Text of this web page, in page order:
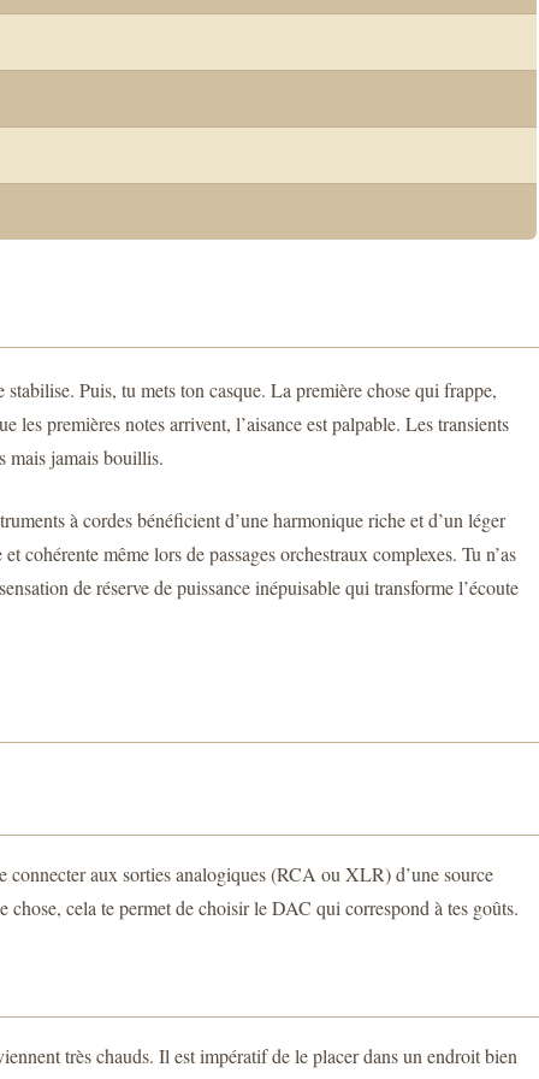
Puis, tu mets ton casque. La première chose qui frappe,
premières notes arrivent, l’aisance est palpable. Les transients
mais jamais bouillis.
à cordes bénéficient d’une harmonique riche et d’un léger
même lors de passages orchestraux complexes. Tu n’as
de réserve de puissance inépuisable qui transforme l’écoute
aux sorties analogiques (RCA ou XLR) d’une source
cela te permet de choisir le DAC qui correspond à tes goûts.
très chauds. Il est impératif de le placer dans un endroit bien